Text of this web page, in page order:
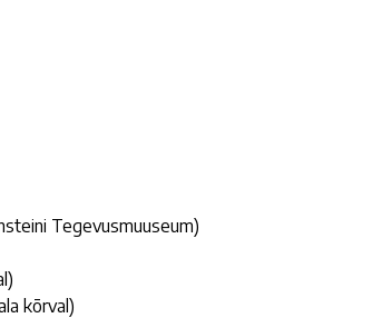
Tegevusmuuseum)
kõrval)